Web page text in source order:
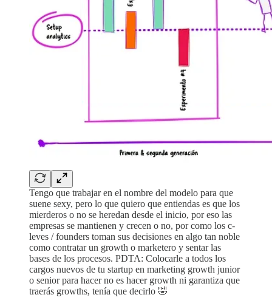
Tengo que trabajar en el nombre del modelo para que
suene sexy, pero lo que quiero que entiendas es que los
mierderos o no se heredan desde el inicio, por eso las
empresas se mantienen y crecen o no, por como los c-
leves / founders toman sus decisiones en algo tan noble
como contratar un growth o marketero y sentar las
bases de los procesos. PDTA: Colocarle a todos los
cargos nuevos de tu startup en marketing growth junior
o senior para hacer no es hacer growth ni garantiza que
traerás growths, tenía que decirlo 🤣